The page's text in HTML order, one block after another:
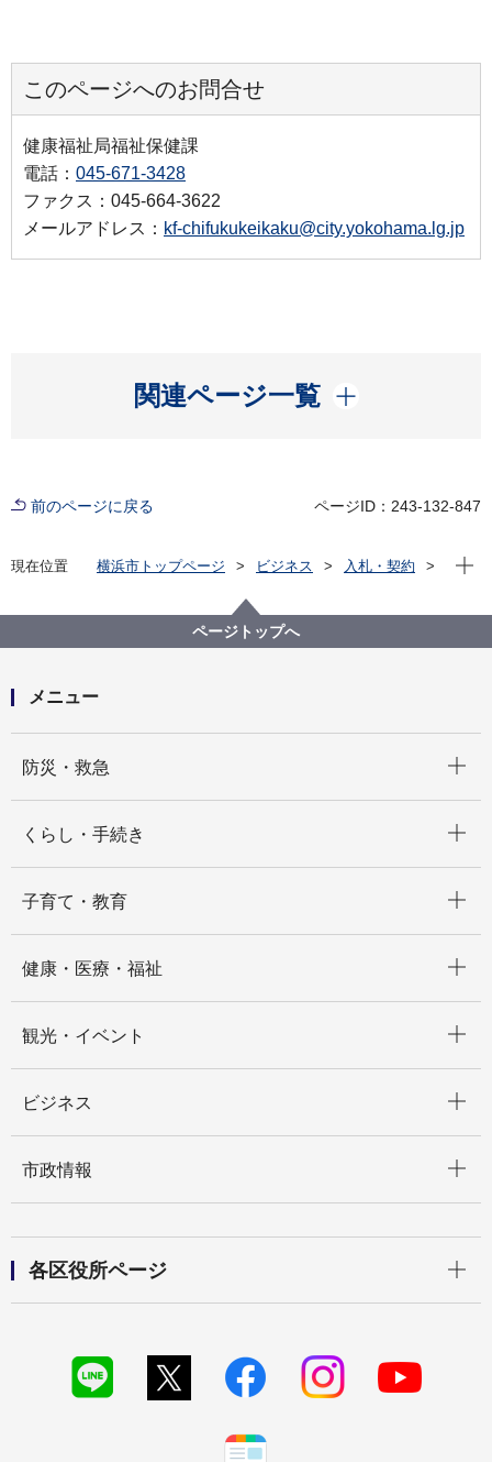
このページへのお問合せ
健康福祉局福祉保健課
電話： 045-671-3428
ファクス：045-664-3622
メールアドレス： kf-chifukukeikaku@city.yokohama.lg.jp
関連ページ一覧
開く
前のページに戻る ページID：243-132-847
現在位置 横浜市トップページ ビジネス
入札・契約
【入札結果掲載】【公募型指名競争入札】令和７年度
情報登録事業に係るコールセンター業務委託
現在
ページトップへ
メニュー
防災・救急
くらし・手続き
子育て・教育
健康・医療・福祉
観光・イベント
ビジネス
市政情報
各区役所ページ